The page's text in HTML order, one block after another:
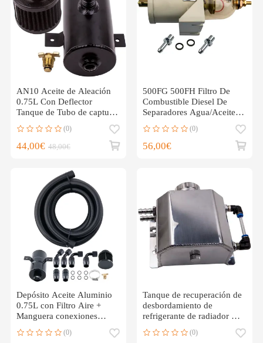
AN10 Aceite de Aleación
0.75L Con Deflector
Tanque de Tubo de captura
750ml
(0)
44,00€ 48,00€
500FG 500FH Filtro De
Combustible Diesel De
Separadores Agua/Aceite
para Truck
(0)
56,00€
Depósito Aceite Aluminio
0.75L con Filtro Aire +
Manguera conexiones
AN10
(0)
Tanque de recuperación de
desbordamiento de
refrigerante de radiador de
aluminio de 1000 ml Motor
universal frío
(0)